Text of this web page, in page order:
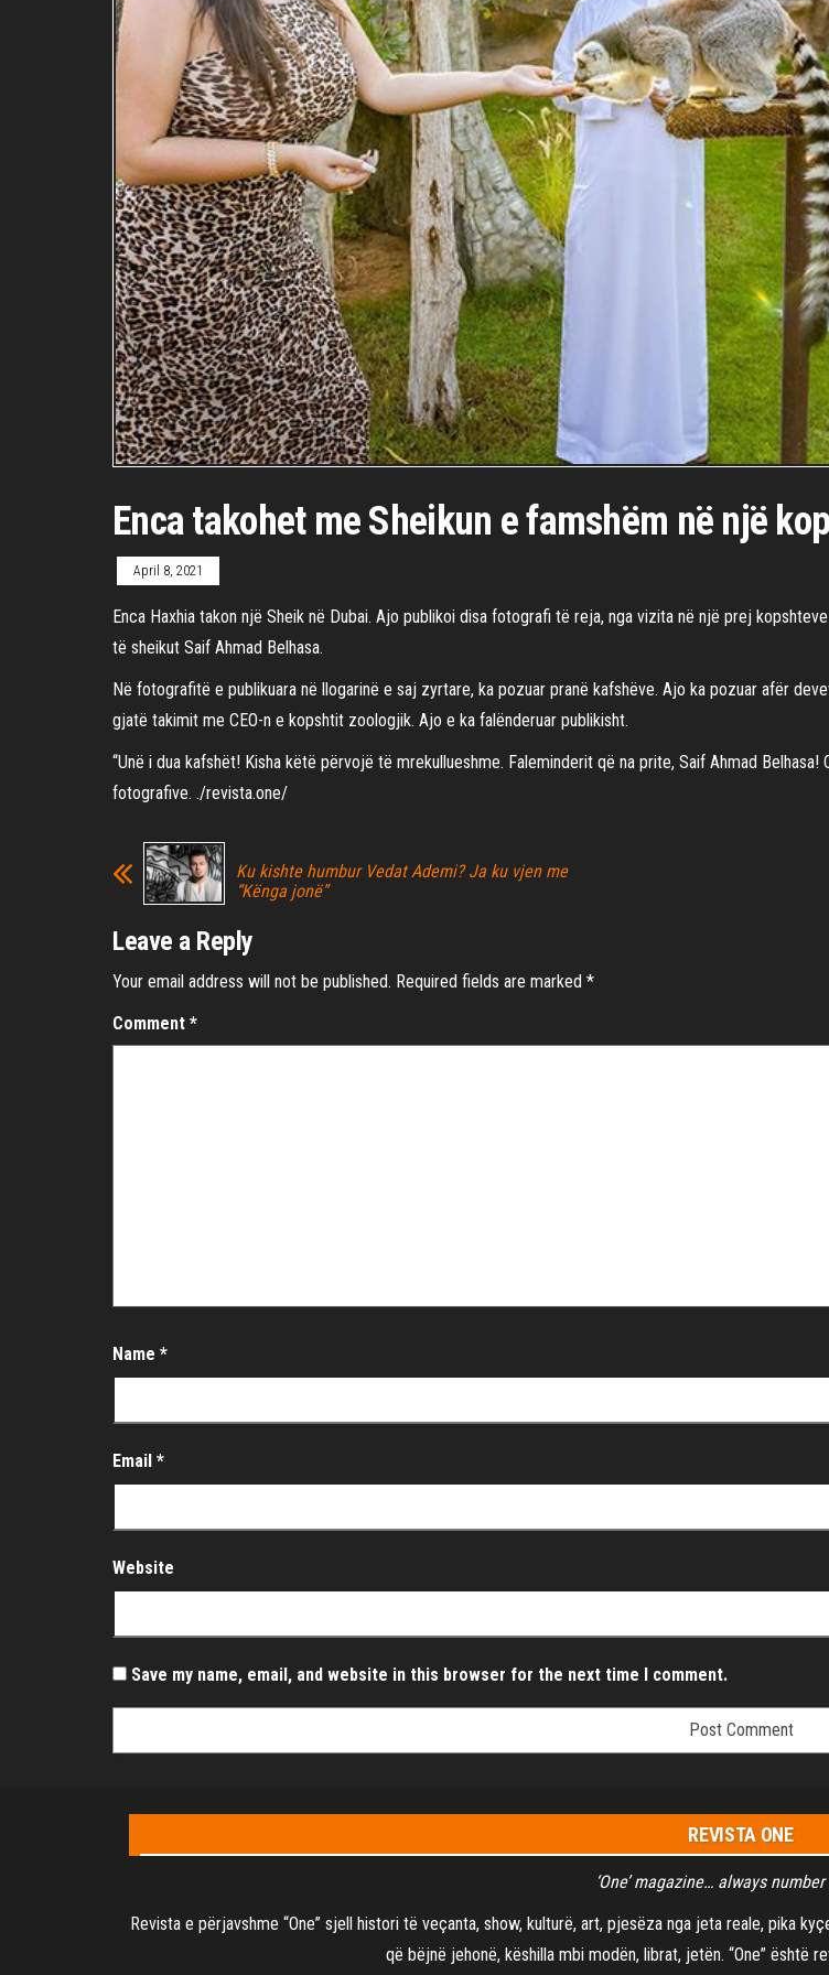
Enca takohet me Sheikun e famshëm në një
April 8, 2021
Enca Haxhia takon një Sheik në Dubai. Ajo publikoi disa fotografi të reja, nga vizita në një prej
të sheikut Saif Ahmad Belhasa.
Në fotografitë e publikuara në llogarinë e saj zyrtare, ka pozuar pranë kafshëve. Ajo ka pozuar afër
gjatë takimit me CEO-n e kopshtit zoologjik. Ajo e ka falënderuar publikisht.
“Unë i dua kafshët! Kisha këtë përvojë të mrekullueshme. Faleminderit që na prite, Saif Ahmad
fotografive. ./revista.one/
Ku kishte humbur Vedat Ademi? Ja ku vjen me
“Kënga jonë”
Leave a Reply
Your email address will not be published. Required fields are marked *
Comment *
Name *
Email *
Website
Save my name, email, and website in this browser for the next time I comment.
REVISTA ONE
‘One’ magazine… always
Revista e përjavshme “One” sjell histori të veçanta, show, kulturë, art, pjesëza nga jeta reale, pika
që bëjnë jehonë, këshilla mbi modën, librat, jetën. “One” është